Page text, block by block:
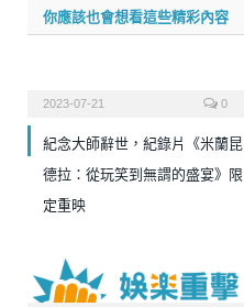
你應該也會想看這些精彩內容
2023-07-21 0
紀念大師辭世，紀錄片《米蘭昆
德拉：從玩笑到無謂的盛宴》限
定重映